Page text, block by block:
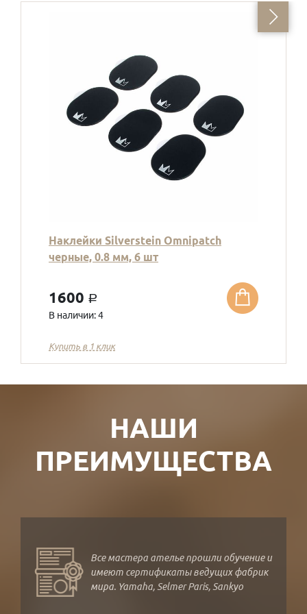
Наклейки Silverstein Omnipatch
черные, 0.8 мм, 6 шт
1600 a
В наличии: 4
Купить в 1 клик
НАШИ
ПРЕИМУЩЕСТВА
Все мастера ателье прошли обучение и
имеют сертификаты ведущих фабрик
мира. Yamaha, Selmer Paris, Sankyo